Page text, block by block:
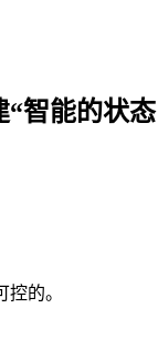
“智能的状态
的。